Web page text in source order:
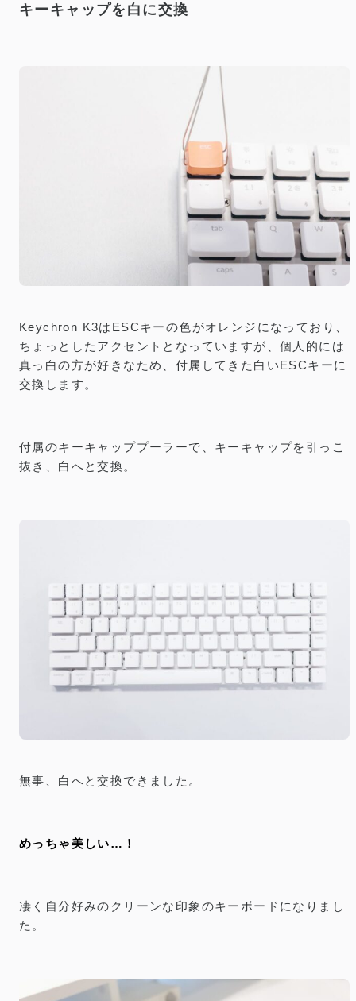
キーキャップを白に交換
Keychron K3はESCキーの色がオレンジになっており、
ちょっとしたアクセントとなっていますが、個人的には
真っ白の方が好きなため、付属してきた白いESCキーに
交換します。
付属のキーキャッププーラーで、キーキャップを引っこ
抜き、白へと交換。
無事、白へと交換できました。
めっちゃ美しい…！
凄く自分好みのクリーンな印象のキーボードになりまし
た。